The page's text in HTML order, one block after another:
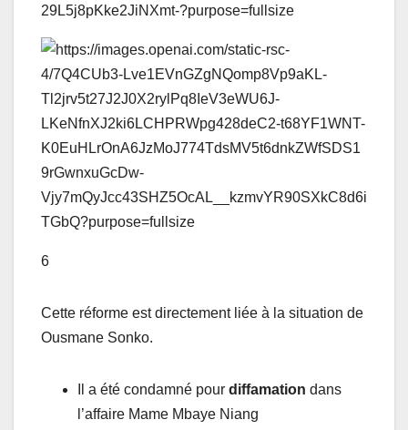
6
Cette réforme est directement liée à la situation de
Ousmane Sonko.
Il a été condamné pour diffamation dans
l’affaire Mame Mbaye Niang